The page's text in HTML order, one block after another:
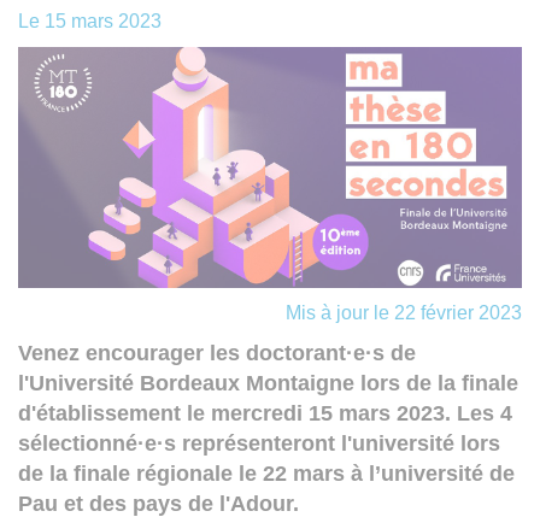
Le 15 mars 2023
Mis à jour le 22 février 2023
Venez encourager les doctorant·e·s de
l'Université Bordeaux Montaigne lors de la finale
d'établissement le mercredi 15 mars 2023. Les 4
sélectionné·e·s représenteront l'université lors
de la finale régionale le 22 mars à l’université de
Pau et des pays de l'Adour.